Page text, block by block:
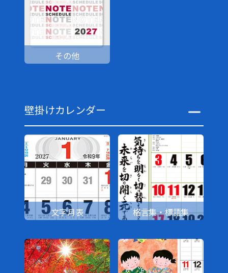
その他
壁掛けカレンダー
文字月表 格言集・標語集